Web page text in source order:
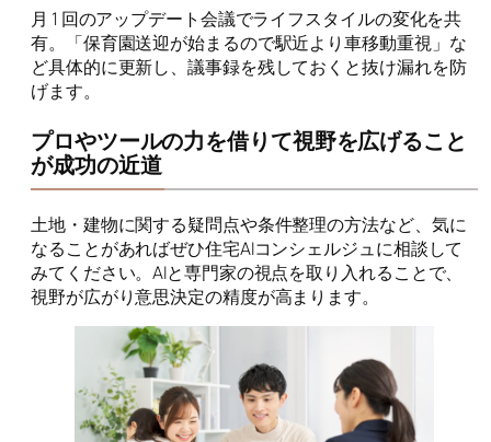
月 1 回のアップデート会議でライフスタイルの変化を共
有。「保育園送迎が始まるので駅近より車移動重視」な
ど具体的に更新し、議事録を残しておくと抜け漏れを防
げます。
プロやツールの力を借りて視野を広げること
が成功の近道
土地・建物に関する疑問点や条件整理の方法など、気に
なることがあればぜひ住宅AIコンシェルジュに相談して
みてください。AIと専門家の視点を取り入れることで、
視野が広がり意思決定の精度が高まります。